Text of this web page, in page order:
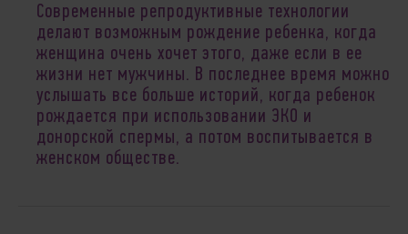
Современные репродуктивные технологии
делают возможным рождение ребенка, когда
женщина очень хочет этого, даже если в ее
жизни нет мужчины. В последнее время можно
услышать все больше историй, когда ребенок
рождается при использовании ЭКО и
донорской спермы, а потом воспитывается в
женском обществе.